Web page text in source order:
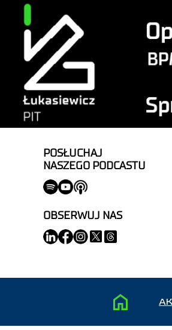
POSŁUCHAJ
NASZEGO PODCASTU
OBSERWUJ NAS